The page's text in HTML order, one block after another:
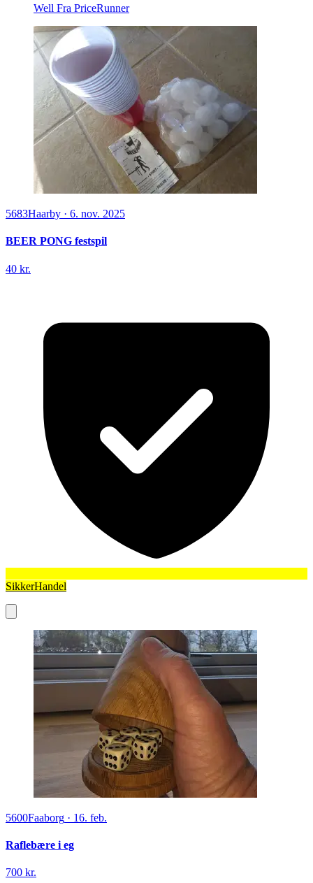
Well Fra PriceRunner
5683Haarby · 6. nov. 2025
BEER PONG festspil
40 kr.
SikkerHandel
5600Faaborg · 16. feb.
Raflebære i eg
700 kr.